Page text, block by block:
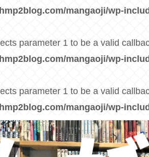
mangaoji/wp-
parameter 1 to be a valid
mangaoji/wp-
parameter 1 to be a valid
mangaoji/wp-